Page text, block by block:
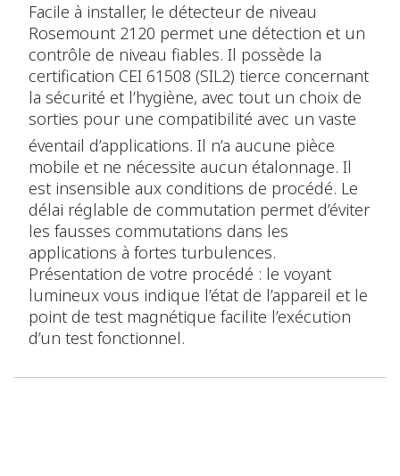
Facile à installer, le détecteur de niveau
Rosemount 2120 permet une détection et un
contrôle de niveau fiables. Il possède la
certification CEI 61508 (SIL2) tierce concernant
la sécurité et l’hygiène, avec tout un choix de
sorties pour une compatibilité avec un vaste
éventail d’applications. Il n’a aucune pièce
mobile et ne nécessite aucun étalonnage. Il
est insensible aux conditions de procédé. Le
délai réglable de commutation permet d’éviter
les fausses commutations dans les
applications à fortes turbulences.
Présentation de votre procédé : le voyant
lumineux vous indique l’état de l’appareil et le
point de test magnétique facilite l’exécution
d’un test fonctionnel.